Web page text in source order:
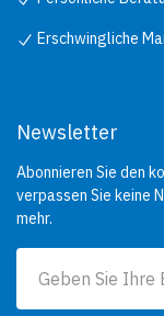
Erschwingliche
Newsletter
Abonnieren Sie den
verpassen Sie keine
mehr.